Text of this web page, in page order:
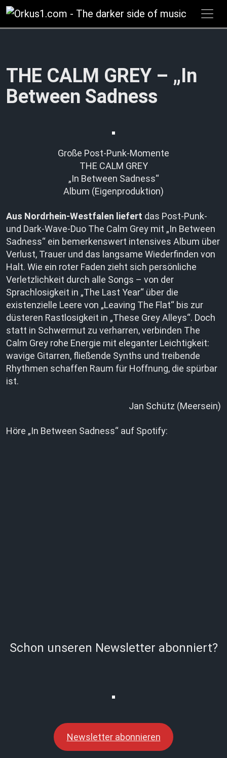
Zum
Inhalt
springen
THE CALM GREY – „In
Between Sadness
Große Post-Punk-Momente
THE CALM GREY
„In Between Sadness“
Album (Eigenproduktion)
Aus Nordrhein-Westfalen liefert das Post-Punk-
und Dark-Wave-Duo The Calm Grey mit „In Between
Sadness“ ein bemerkenswert intensives Album über
Verlust, Trauer und das langsame Wiederfinden von
Halt. Wie ein roter Faden zieht sich persönliche
Verletzlichkeit durch alle Songs – von der
Sprachlosigkeit in „The Last Year“ über die
existenzielle Leere von „Leaving The Flat“ bis zur
düsteren Rastlosigkeit in „These Grey Alleys“. Doch
statt in Schwermut zu verharren, verbinden The
Calm Grey rohe Energie mit eleganter Leichtigkeit:
wavige Gitarren, fließende Synths und treibende
Rhythmen schaffen Raum für Hoffnung, die spürbar
ist.
Jan Schütz (Meersein)
Höre „In Between Sadness“ auf Spotify:
Schon unseren Newsletter abonniert?
Newsletter abonnieren